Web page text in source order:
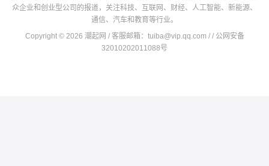
众企业和创业型公司的报道，关注科技、互联网、财经、人工智能、新能源、
通信、汽车和教育等行业。
Copyright © 2026 潮起网 / 客服邮箱： tuiba@vip.qq.com / / 公网安备
32010202011088号